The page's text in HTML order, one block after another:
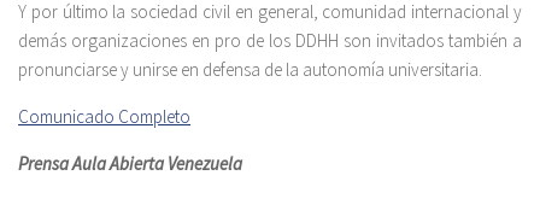
Y por último la sociedad civil en general, comunidad internacional y
demás organizaciones en pro de los DDHH son invitados también a
pronunciarse y unirse en defensa de la autonomía universitaria.
Comunicado Completo
Prensa Aula Abierta Venezuela